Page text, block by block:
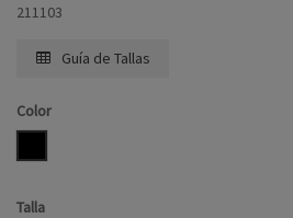
211103
Guía de Tallas
Color
Talla